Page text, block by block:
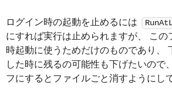
ログイン時の起動を止めるには
にすれば実行は止められますが、 この
時起動に使うためだけのものであり、
した時に残るの可能性も下げたいので、
フにするとファイルごと消すようにし